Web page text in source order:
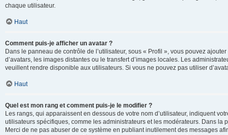
chaque utilisateur.
Haut
Comment puis-je afficher un avatar ?
Dans le panneau de contrôle de l’utilisateur, sous « Profil », vous pouvez
d’avatars, les images distantes ou le transfert d’images locales. Les
veuillent rendre disponible aux utilisateurs. Si vous ne pouvez pas utiliser
Haut
Quel est mon rang et comment puis-je le modifier ?
Les rangs, qui apparaissent en dessous de votre nom d’utilisateur, indiquent
utilisateurs spécifiques, comme les administrateurs et les modérateurs. Dans
Merci de ne pas abuser de ce système en publiant inutilement des messages